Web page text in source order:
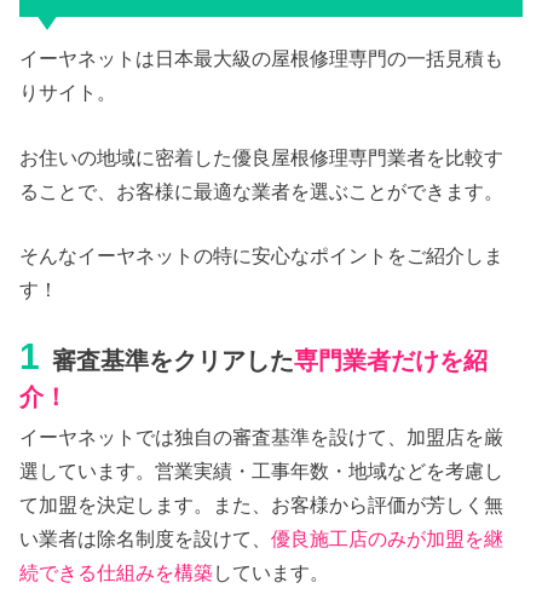
イーヤネットは日本最大級の屋根修理専門の一括見積も
りサイト。
お住いの地域に密着した優良屋根修理専門業者を比較す
ることで、お客様に最適な業者を選ぶことができます。
そんなイーヤネットの特に安心なポイントをご紹介しま
す！
1 審査基準をクリアした専門業者だけを紹
介！
イーヤネットでは独自の審査基準を設けて、加盟店を厳
選しています。営業実績・工事年数・地域などを考慮し
て加盟を決定します。また、お客様から評価が芳しく無
い業者は除名制度を設けて、優良施工店のみが加盟を継
続できる仕組みを構築しています。